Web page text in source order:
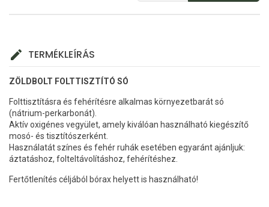
TERMÉKLEÍRÁS
ZÖLDBOLT FOLTTISZTÍTÓ SÓ
Folttisztításra és fehérítésre alkalmas környezetbarát só
(nátrium-perkarbonát).
Aktív oxigénes vegyület, amely kiválóan használható kiegészítő
mosó- és tisztítószerként.
Használatát színes és fehér ruhák esetében egyaránt ajánljuk:
áztatáshoz, folteltávolításhoz, fehérítéshez.
Fertőtlenítés céljából bórax helyett is használható!